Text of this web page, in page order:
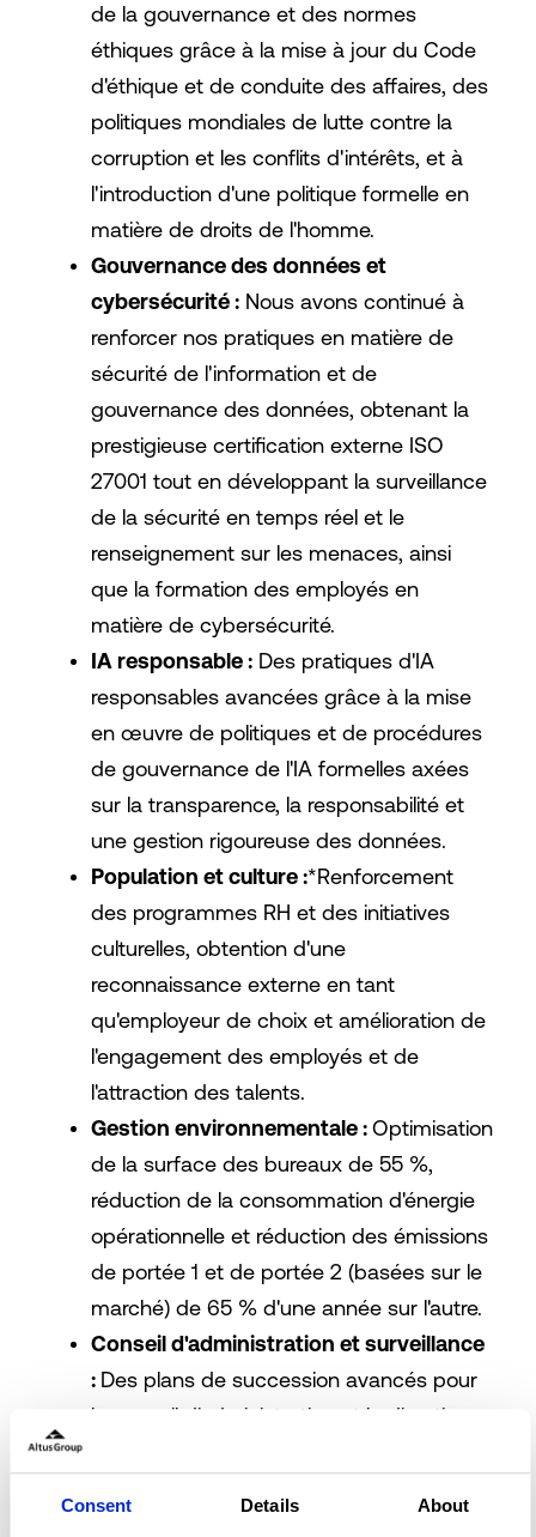
Consent Details About
de la gouvernance et des normes
éthiques grâce à la mise à jour du Code
d'éthique et de conduite des affaires, des
politiques mondiales de lutte contre la
corruption et les conflits d'intérêts, et à
l'introduction d'une politique formelle en
matière de droits de l'homme.
Gouvernance des données et
cybersécurité :Nous avons continué à
renforcer nos pratiques en matière de
sécurité de l'information et de
gouvernance des données, obtenant la
prestigieuse certification externe ISO
27001 tout en développant la surveillance
de la sécurité en temps réel et le
renseignement sur les menaces, ainsi
que la formation des employés en
matière de cybersécurité.
IA responsable :Des pratiques d'IA
responsables avancées grâce à la mise
en œuvre de politiques et de procédures
de gouvernance de l'IA formelles axées
sur la transparence, la responsabilité et
une gestion rigoureuse des données.
Population et culture :*Renforcement
des programmes RH et des initiatives
culturelles, obtention d'une
reconnaissance externe en tant
qu'employeur de choix et amélioration de
l'engagement des employés et de
l'attraction des talents.
Gestion environnementale :Optimisation
de la surface des bureaux de 55 %,
réduction de la consommation d'énergie
opérationnelle et réduction des émissions
de portée 1 et de portée 2 (basées sur le
marché) de 65 % d'une année sur l'autre.
Conseil d'administration et surveillance
: Des plans de succession avancés pour
le conseil d'administration et la direction,